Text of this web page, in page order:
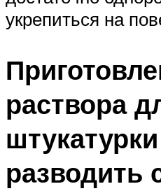
укрепиться на
раствора
разводить